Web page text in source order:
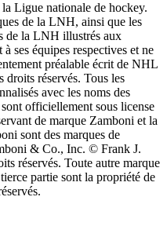
Ligue nationale de hockey.
de la LNH, ainsi que les
de la LNH illustrés aux
ses équipes respectives et ne
préalable écrit de NHL
réservés. Tous les
avec les noms des
officiellement sous license
de marque Zamboni et la
sont des marques de
& Co., Inc. © Frank J.
réservés. Toute autre marque
partie sont la propriété de